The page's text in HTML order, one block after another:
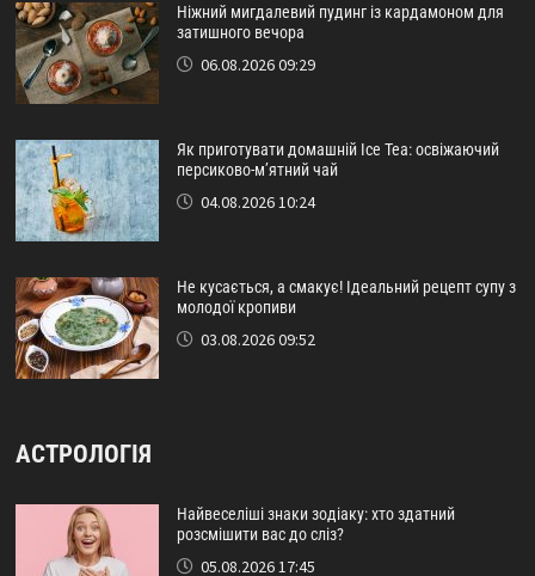
Ніжний мигдалевий пудинг із кардамоном для
затишного вечора
06.08.2026 09:29
Як приготувати домашній Ice Tea: освіжаючий
персиково-м’ятний чай
04.08.2026 10:24
Не кусається, а смакує! Ідеальний рецепт супу з
молодої кропиви
03.08.2026 09:52
АСТРОЛОГІЯ
Найвеселіші знаки зодіаку: хто здатний
розсмішити вас до сліз?
05.08.2026 17:45